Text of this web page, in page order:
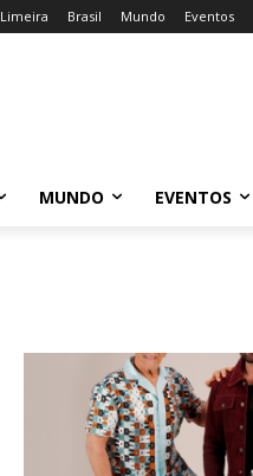
Limeira Brasil Mundo Eventos
MUNDO EVENTOS